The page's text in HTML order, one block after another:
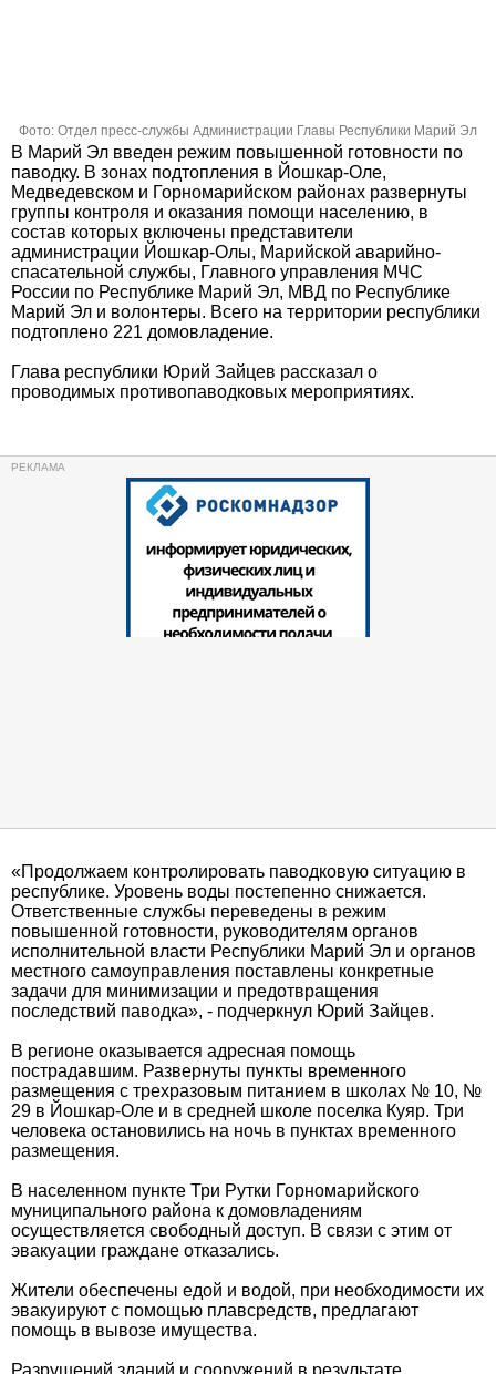
Фото: Отдел пресс-службы Администрации Главы Республики Марий Эл
В Марий Эл введен режим повышенной готовности по
паводку. В зонах подтопления в Йошкар-Оле,
Медведевском и Горномарийском районах развернуты
группы контроля и оказания помощи населению, в
состав которых включены представители
администрации Йошкар-Олы, Марийской аварийно-
спасательной службы, Главного управления МЧС
России по Республике Марий Эл, МВД по Республике
Марий Эл и волонтеры. Всего на территории республики
подтоплено 221 домовладение.
Глава республики Юрий Зайцев рассказал о
проводимых противопаводковых мероприятиях.
«Продолжаем контролировать паводковую ситуацию в
республике. Уровень воды постепенно снижается.
Ответственные службы переведены в режим
повышенной готовности, руководителям органов
исполнительной власти Республики Марий Эл и органов
местного самоуправления поставлены конкретные
задачи для минимизации и предотвращения
последствий паводка», - подчеркнул Юрий Зайцев.
В регионе оказывается адресная помощь
пострадавшим. Развернуты пункты временного
размещения с трехразовым питанием в школах № 10, №
29 в Йошкар-Оле и в средней школе поселка Куяр. Три
человека остановились на ночь в пунктах временного
размещения.
В населенном пункте Три Рутки Горномарийского
муниципального района к домовладениям
осуществляется свободный доступ. В связи с этим от
эвакуации граждане отказались.
Жители обеспечены едой и водой, при необходимости их
эвакуируют с помощью плавсредств, предлагают
помощь в вывозе имущества.
Разрушений зданий и сооружений в результате